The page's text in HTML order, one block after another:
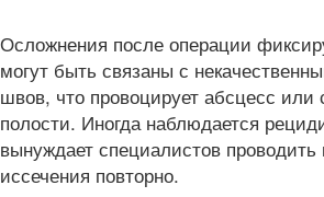
Осложнения после операции
могут быть связаны с
швов, что провоцирует абсцесс
полости. Иногда наблюдается
вынуждает специалистов проводить
иссечения повторно.